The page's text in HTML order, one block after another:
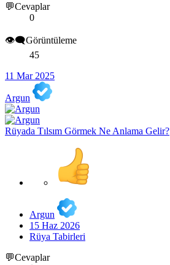
💬Cevaplar
0
👁️‍🗨️Görüntüleme
45
11 Mar 2025
Argun
Rüyada Tılsım Görmek Ne Anlama Gelir?
Argun
15 Haz 2026
Rüya Tabirleri
💬Cevaplar